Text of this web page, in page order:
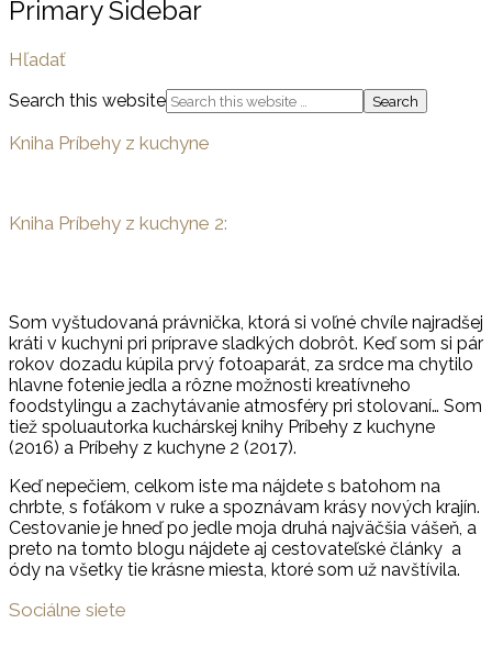
Primary Sidebar
Hľadať
Search this website
Kniha Príbehy z kuchyne
Kniha Príbehy z kuchyne 2:
Som vyštudovaná právnička, ktorá si voľné chvíle najradšej
kráti v kuchyni pri príprave sladkých dobrôt. Keď som si pár
rokov dozadu kúpila prvý fotoaparát, za srdce ma chytilo
hlavne fotenie jedla a rôzne možnosti kreatívneho
foodstylingu a zachytávanie atmosféry pri stolovaní… Som
tiež spoluautorka kuchárskej knihy Príbehy z kuchyne
(2016) a Príbehy z kuchyne 2 (2017).
Keď nepečiem, celkom iste ma nájdete s batohom na
chrbte, s foťákom v ruke a spoznávam krásy nových krajín.
Cestovanie je hneď po jedle moja druhá najväčšia vášeň, a
preto na tomto blogu nájdete aj cestovateľské články a
ódy na všetky tie krásne miesta, ktoré som už navštívila.
Sociálne siete